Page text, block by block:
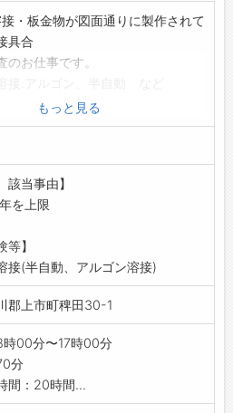
・板金物が図面通りに製作されて
具合
のお仕事です。
給いたします。
変更範囲:当社の就業規則に定める
は、ハローワークから「紹介
受けてく
もっと見る
該当事由】
を上限
等】
接(半自動、アルゴン溶接)
郡上市町稗田30-1
時00分〜17時00分
分
間：20時間...